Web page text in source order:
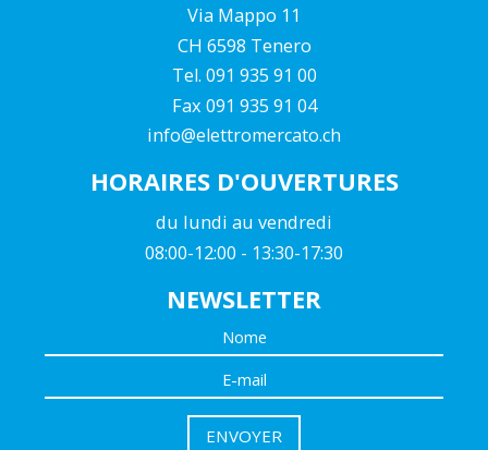
Via Mappo 11
CH 6598 Tenero
Tel. 091 935 91 00
Fax 091 935 91 04
info@elettromercato.ch
HORAIRES D'OUVERTURES
du lundi au vendredi
08:00-12:00 - 13:30-17:30
NEWSLETTER